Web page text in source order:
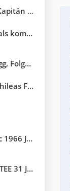
Grant
6-Teiler
der Inkas
Fogg
Crandall
07.09.1987